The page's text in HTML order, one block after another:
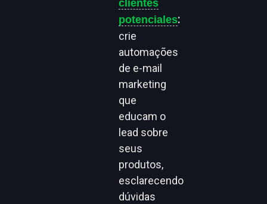
clientes
potenciales:
crie
automações
de e-mail
marketing
que
educam o
lead sobre
seus
produtos,
esclarecendo
dúvidas